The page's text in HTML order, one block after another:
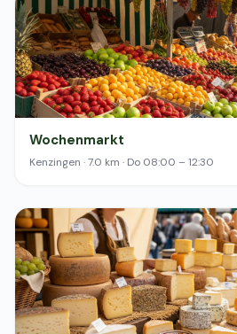
Wochenmarkt
Kenzingen · 7.0 km · Do 08:00 – 12:30